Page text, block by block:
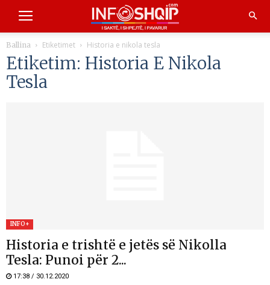
Ballina Etiketimet Historia e nikola tesla
Etiketim: Historia E Nikola
Tesla
INFO+
Historia e trishtë e jetës së Nikolla
Tesla: Punoi për 2...
17:38 / 30.12.2020